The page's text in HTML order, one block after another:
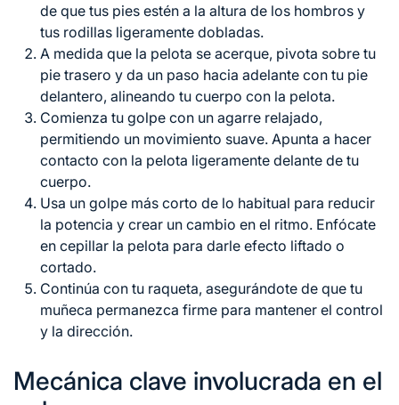
de que tus pies estén a la altura de los hombros y
tus rodillas ligeramente dobladas.
A medida que la pelota se acerque, pivota sobre tu
pie trasero y da un paso hacia adelante con tu pie
delantero, alineando tu cuerpo con la pelota.
Comienza tu golpe con un agarre relajado,
permitiendo un movimiento suave. Apunta a hacer
contacto con la pelota ligeramente delante de tu
cuerpo.
Usa un golpe más corto de lo habitual para reducir
la potencia y crear un cambio en el ritmo. Enfócate
en cepillar la pelota para darle efecto liftado o
cortado.
Continúa con tu raqueta, asegurándote de que tu
muñeca permanezca firme para mantener el control
y la dirección.
Mecánica clave involucrada en el